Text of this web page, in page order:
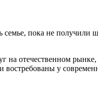
пока не получили
отечественном
востребованы у